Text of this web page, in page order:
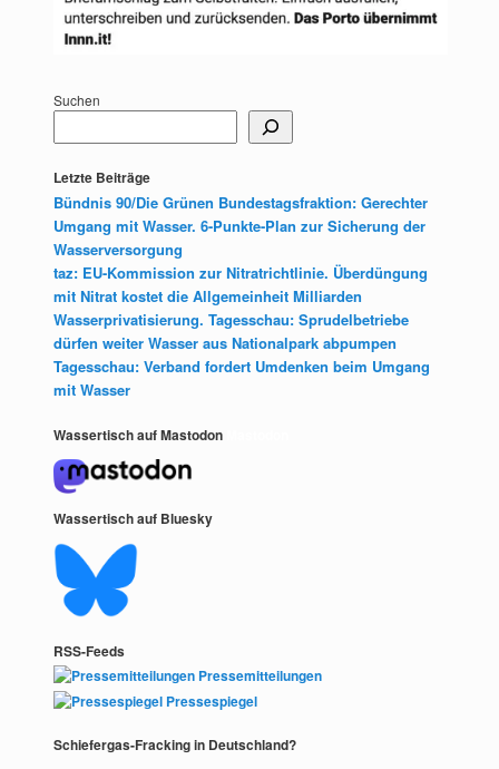
Suchen
Letzte Beiträge
Bündnis 90/Die Grünen Bundestagsfraktion: Gerechter
Umgang mit Wasser. 6-Punkte-Plan zur Sicherung der
Wasserversorgung
taz: EU-Kommission zur Nitratrichtlinie. Überdüngung
mit Nitrat kostet die Allgemeinheit Milliarden
Wasserprivatisierung. Tagesschau: Sprudelbetriebe
dürfen weiter Wasser aus Nationalpark abpumpen
Tagesschau: Verband fordert Umdenken beim Umgang
mit Wasser
Wassertisch auf Mastodon
Wassertisch auf Bluesky
RSS-Feeds
Pressemitteilungen
Pressespiegel
Schiefergas-Fracking in Deutschland?